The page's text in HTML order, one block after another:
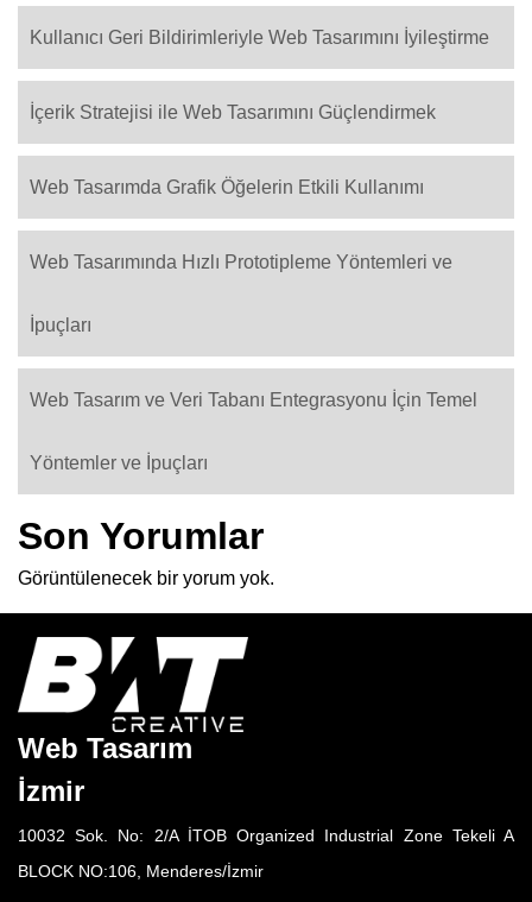
Kullanıcı Geri Bildirimleriyle Web Tasarımını İyileştirme
İçerik Stratejisi ile Web Tasarımını Güçlendirmek
Web Tasarımda Grafik Öğelerin Etkili Kullanımı
Web Tasarımında Hızlı Prototipleme Yöntemleri ve
İpuçları
Web Tasarım ve Veri Tabanı Entegrasyonu İçin Temel
Yöntemler ve İpuçları
Son Yorumlar
Görüntülenecek bir yorum yok.
Web Tasarım
İzmir
10032 Sok. No: 2/A İTOB Organized Industrial Zone Tekeli A
BLOCK NO:106, Menderes/İzmir